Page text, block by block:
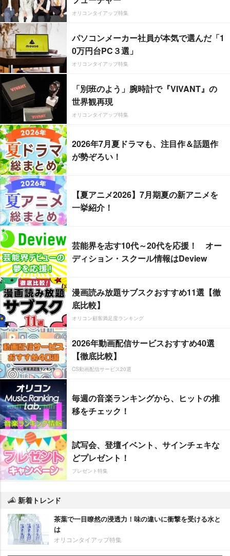
オリコンタイアップ特集
パソコンメーカー社員が本気で選んだ「1
0万円台PC３選」
オリコンタイアップ特集
「別班のよう」腕時計で『VIVANT』の
世界観再現
オリコンタイアップ特集
2026年7月夏ドラマも、注目作＆話題作
が勢ぞろい！
【夏アニメ2026】7月期夏の新アニメを
一挙紹介！
芸能界を志す10代～20代を応援！ オー
ディション・スクール情報はDeview
漫画読み放題サブスクおすすめ11選【徹
底比較】
オリコン顧客満足度ランキング
2026年動画配信サービスおすすめ40選
【徹底比較】
CS動画配信サービス20選
毎週の音楽ランキングから、ヒットの推
移をチェック！
試写会、登壇イベント、サインチェキな
どプレゼント！
プレゼント特集
新着トレンド
茶葉で一目瞭然の浸透力！味の違いに衝撃を受ける水と
は
オリコンタイアップ特集